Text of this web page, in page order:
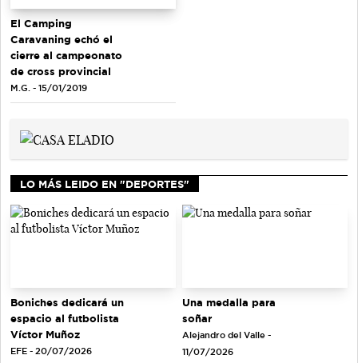
El Camping
Caravaning echó el
cierre al campeonato
de cross provincial
M.G. - 15/01/2019
LO MÁS LEIDO EN "DEPORTES"
Boniches dedicará un
espacio al futbolista
Víctor Muñoz
EFE - 20/07/2026
Una medalla para
soñar
Alejandro del Valle -
11/07/2026